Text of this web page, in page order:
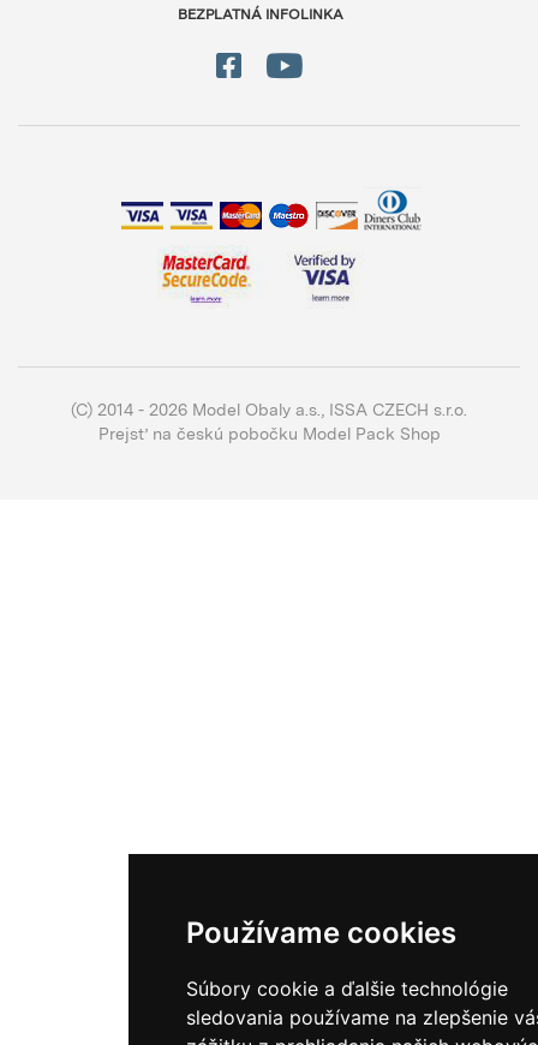
Používame cookies
Súbory cookie a ďalšie technológie
sledovania používame na zlepšenie
BEZPLATNÁ INFOLINKA
(C) 2014 - 2026 Model Obaly a.s., ISSA CZECH s.r.o.
Prejsť na českú pobočku Model Pack Shop